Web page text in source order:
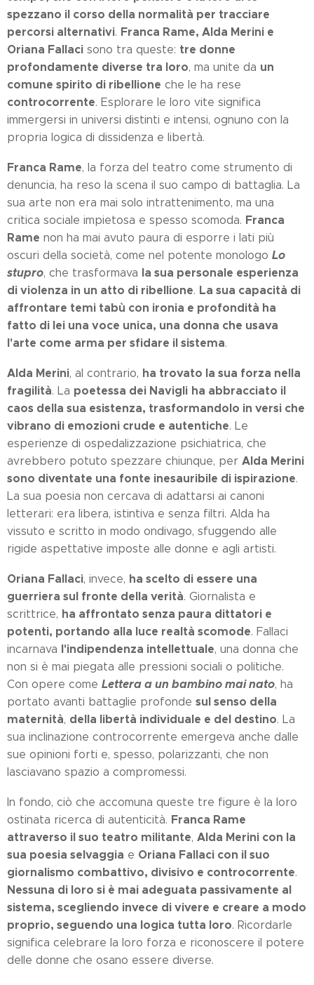
spezzano il corso della normalità per tracciare
percorsi alternativi. Franca Rame, Alda Merini e
Oriana Fallaci sono tra queste: tre donne
profondamente diverse tra loro, ma unite da un
comune spirito di ribellione che le ha rese
controcorrente. Esplorare le loro vite significa
immergersi in universi distinti e intensi, ognuno con la
propria logica di dissidenza e libertà.
Franca Rame, la forza del teatro come strumento di
denuncia, ha reso la scena il suo campo di battaglia. La
sua arte non era mai solo intrattenimento, ma una
critica sociale impietosa e spesso scomoda. Franca
Rame non ha mai avuto paura di esporre i lati più
oscuri della società, come nel potente monologo Lo
stupro, che trasformava la sua personale esperienza
di violenza in un atto di ribellione. La sua capacità di
affrontare temi tabù con ironia e profondità ha
fatto di lei una voce unica, una donna che usava
l'arte come arma per sfidare il sistema.
Alda Merini, al contrario, ha trovato la sua forza nella
fragilità. La poetessa dei Navigli ha abbracciato il
caos della sua esistenza, trasformandolo in versi che
vibrano di emozioni crude e autentiche. Le
esperienze di ospedalizzazione psichiatrica, che
avrebbero potuto spezzare chiunque, per Alda Merini
sono diventate una fonte inesauribile di ispirazione.
La sua poesia non cercava di adattarsi ai canoni
letterari: era libera, istintiva e senza filtri. Alda ha
vissuto e scritto in modo ondivago, sfuggendo alle
rigide aspettative imposte alle donne e agli artisti.
Oriana Fallaci, invece, ha scelto di essere una
guerriera sul fronte della verità. Giornalista e
scrittrice, ha affrontato senza paura dittatori e
potenti, portando alla luce realtà scomode. Fallaci
incarnava l'indipendenza intellettuale, una donna che
non si è mai piegata alle pressioni sociali o politiche.
Con opere come Lettera a un bambino mai nato, ha
portato avanti battaglie profonde sul senso della
maternità, della libertà individuale e del destino. La
sua inclinazione controcorrente emergeva anche dalle
sue opinioni forti e, spesso, polarizzanti, che non
lasciavano spazio a compromessi.
In fondo, ciò che accomuna queste tre figure è la loro
ostinata ricerca di autenticità. Franca Rame
attraverso il suo teatro militante, Alda Merini con la
sua poesia selvaggia e Oriana Fallaci con il suo
giornalismo combattivo, divisivo e controcorrente.
Nessuna di loro si è mai adeguata passivamente al
sistema, scegliendo invece di vivere e creare a modo
proprio, seguendo una logica tutta loro. Ricordarle
significa celebrare la loro forza e riconoscere il potere
delle donne che osano essere diverse.